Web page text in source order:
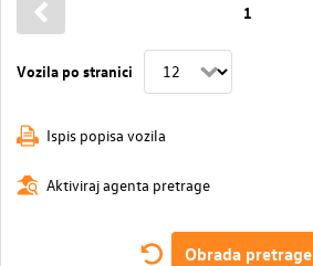
Vozila po stranici
1
Ispis popisa vozila
Aktiviraj agenta pretrage
Obrada pretrage